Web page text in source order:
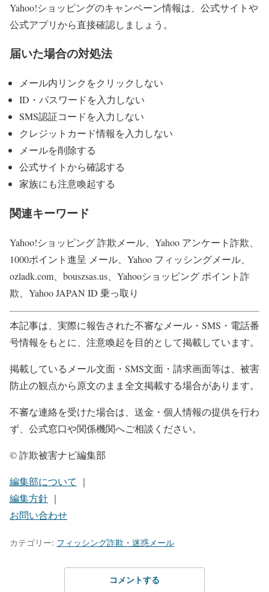
Yahoo!ショッピングのキャンペーン情報は、公式サイトや
公式アプリから直接確認しましょう。
届いた場合の対処法
メール内リンクをクリックしない
ID・パスワードを入力しない
SMS認証コードを入力しない
クレジットカード情報を入力しない
メールを削除する
公式サイトから確認する
家族にも注意喚起する
関連キーワード
Yahoo!ショッピング 詐欺メール、Yahoo アンケート詐欺、
1000ポイント進呈 メール、Yahoo フィッシングメール、
ozladk.com、bouszsas.us、Yahooショッピング ポイント詐
欺、Yahoo JAPAN ID 乗っ取り
本記事は、実際に報告された不審なメール・SMS・電話番
号情報をもとに、注意喚起を目的として掲載しています。
掲載しているメール文面・SMS文面・請求画面等は、被害
防止の観点から原文のまま全文掲載する場合があります。
不審な連絡を受けた場合は、送金・個人情報の提供を行わ
ず、公式窓口や関係機関へご相談ください。
© 詐欺被害ナビ編集部
編集部について ｜
編集方針 ｜
お問い合わせ
カテゴリー: フィッシング詐欺・迷惑メール
コメントする